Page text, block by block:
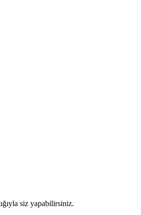
siz yapabilirsiniz.